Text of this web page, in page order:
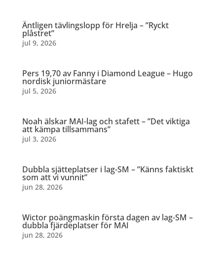
Äntligen tävlingslopp för Hrelja – ”Ryckt
plåstret”
jul 9, 2026
Pers 19,70 av Fanny i Diamond League – Hugo
nordisk juniormästare
jul 5, 2026
Noah älskar MAI-lag och stafett – ”Det viktiga
att kämpa tillsammans”
jul 3, 2026
Dubbla sjätteplatser i lag-SM – ”Känns faktiskt
som att vi vunnit”
jun 28, 2026
Wictor poängmaskin första dagen av lag-SM –
dubbla fjärdeplatser för MAI
jun 28, 2026